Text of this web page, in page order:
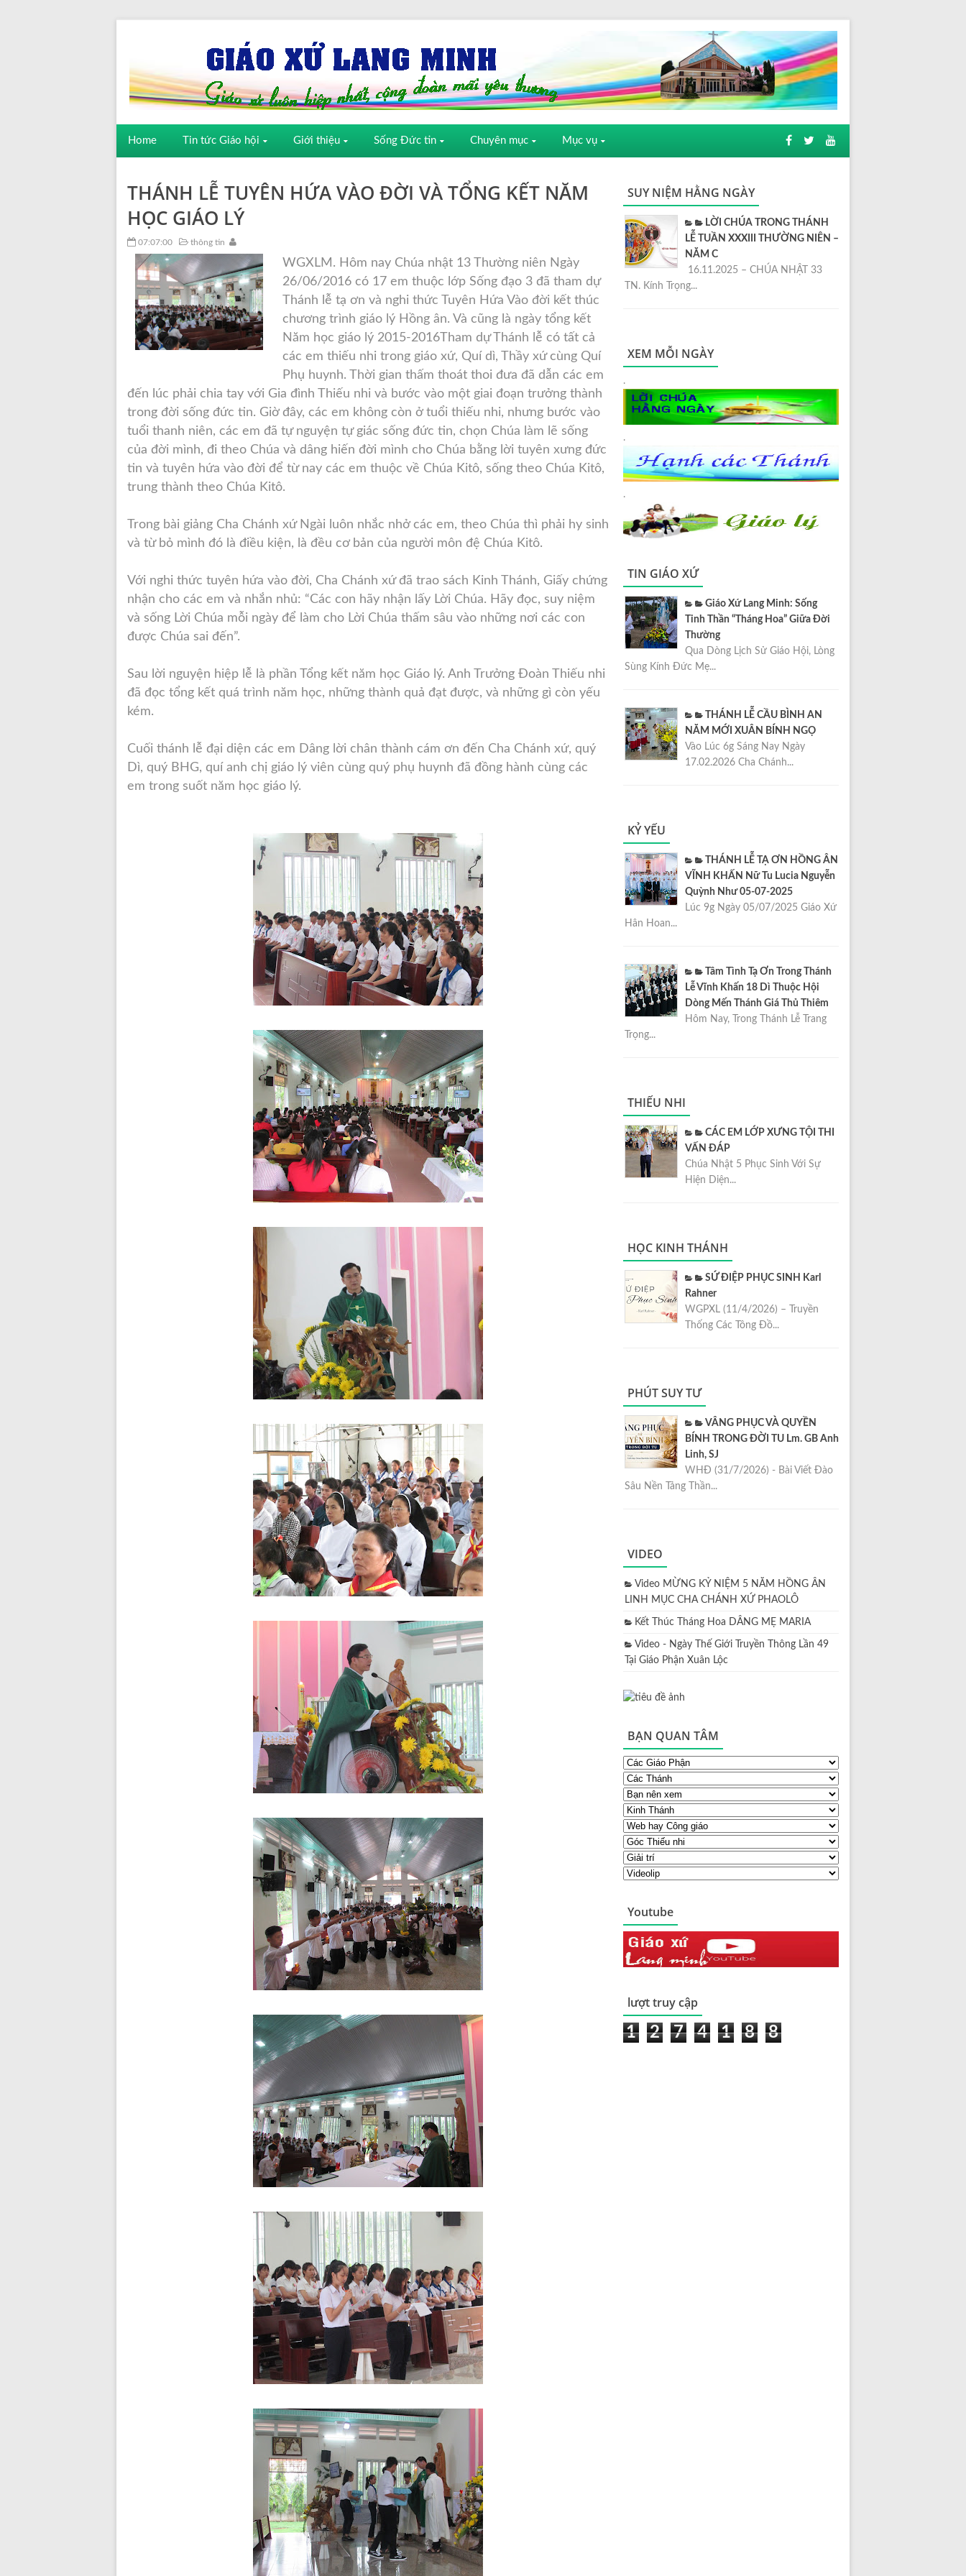
Home Tin tức Giáo hội Giới thiệu Sống Đức tin Chuyên mục Mục vụ
THÁNH LỄ TUYÊN HỨA VÀO ĐỜI VÀ TỔNG KẾT NĂM
HỌC GIÁO LÝ
07:07:00 thông tin
WGXLM. Hôm nay Chúa nhật 13 Thường niên Ngày
26/06/2016 có 17 em thuộc lớp Sống đạo 3 đã tham dự
Thánh lễ tạ ơn và nghi thức Tuyên Hứa Vào đời kết thúc
chương trình giáo lý Hồng ân. Và cũng là ngày tổng kết
Năm học giáo lý 2015-2016Tham dự Thánh lễ có tất cả
các em thiếu nhi trong giáo xứ, Quí dì, Thầy xứ cùng Quí
Phụ huynh. Thời gian thấm thoát thoi đưa đã dẫn các em
đến lúc phải chia tay với Gia đình Thiếu nhi và bước vào một giai đoạn trưởng thành
trong đời sống đức tin. Giờ đây, các em không còn ở tuổi thiếu nhi, nhưng bước vào
tuổi thanh niên, các em đã tự nguyện tự giác sống đức tin, chọn Chúa làm lẽ sống
của đời mình, đi theo Chúa và dâng hiến đời mình cho Chúa bằng lời tuyên xưng đức
tin và tuyên hứa vào đời để từ nay các em thuộc về Chúa Kitô, sống theo Chúa Kitô,
trung thành theo Chúa Kitô.
Trong bài giảng Cha Chánh xứ Ngài luôn nhắc nhở các em, theo Chúa thì phải hy sinh
và từ bỏ mình đó là điều kiện, là đều cơ bản của người môn đệ Chúa Kitô.
Với nghi thức tuyên hứa vào đời, Cha Chánh xứ đã trao sách Kinh Thánh, Giấy chứng
nhận cho các em và nhắn nhủ: “Các con hãy nhận lấy Lời Chúa. Hãy đọc, suy niệm
và sống Lời Chúa mỗi ngày để làm cho Lời Chúa thấm sâu vào những nơi các con
được Chúa sai đến”.
Sau lời nguyện hiệp lễ là phần Tổng kết năm học Giáo lý. Anh Trưởng Đoàn Thiếu nhi
đã đọc tổng kết quá trình năm học, những thành quả đạt được, và những gì còn yếu
kém.
Cuối thánh lễ đại diện các em Dâng lời chân thành cám ơn đến Cha Chánh xứ, quý
Dì, quý BHG, quí anh chị giáo lý viên cùng quý phụ huynh đã đồng hành cùng các
em trong suốt năm học giáo lý.
SUY NIỆM HẰNG NGÀY
LỜI CHÚA TRONG THÁNH
LỄ TUẦN XXXIII THƯỜNG NIÊN –
NĂM C
16.11.2025 – CHÚA NHẬT 33
TN. Kính Trọng...
XEM MỖI NGÀY
.
.
.
TIN GIÁO XỨ
Giáo Xứ Lang Minh: Sống
Tinh Thần “Tháng Hoa” Giữa Đời
Thường
Qua Dòng Lịch Sử Giáo Hội, Lòng
Sùng Kính Đức Mẹ...
THÁNH LỄ CẦU BÌNH AN
NĂM MỚI XUÂN BÍNH NGỌ
Vào Lúc 6g Sáng Nay Ngày
17.02.2026 Cha Chánh...
KỶ YẾU
THÁNH LỄ TẠ ƠN HỒNG ÂN
VĨNH KHẤN Nữ Tu Lucia Nguyễn
Quỳnh Như 05-07-2025
Lúc 9g Ngày 05/07/2025 Giáo Xứ
Hân Hoan...
Tâm Tình Tạ Ơn Trong Thánh
Lễ Vĩnh Khấn 18 Dì Thuộc Hội
Dòng Mến Thánh Giá Thủ Thiêm
Hôm Nay, Trong Thánh Lễ Trang
Trọng...
THIẾU NHI
CÁC EM LỚP XƯNG TỘI THI
VẤN ĐÁP
Chúa Nhật 5 Phục Sinh Với Sự
Hiện Diện...
HỌC KINH THÁNH
SỨ ĐIỆP PHỤC SINH Karl
Rahner
WGPXL (11/4/2026) – Truyền
Thống Các Tông Đồ...
PHÚT SUY TƯ
VÂNG PHỤC VÀ QUYỀN
BÍNH TRONG ĐỜI TU Lm. GB Anh
Linh, SJ
WHĐ (31/7/2026) - Bài Viết Đào
Sâu Nền Tảng Thần...
VIDEO
Video MỪNG KỶ NIỆM 5 NĂM HỒNG ÂN
LINH MỤC CHA CHÁNH XỨ PHAOLÔ
Kết Thúc Tháng Hoa DÂNG MẸ MARIA
Video - Ngày Thế Giới Truyền Thông Lần 49
Tại Giáo Phận Xuân Lộc
BẠN QUAN TÂM
Youtube
lượt truy cập
1 2 7 4 1 8 8